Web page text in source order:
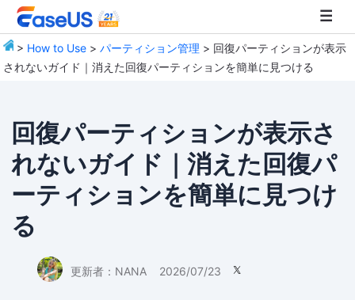
> How to Use >パーティション管理 > 回復パーティションが表示
されないガイド｜消えた回復パーティションを簡単に見つける
回復パーティションが表示さ
れないガイド｜消えた回復パ
ーティションを簡単に見つけ
る
更新者： NANA 2026/07/23 